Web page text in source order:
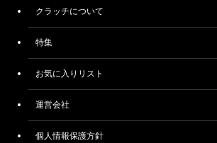
クラッチについて
特集
お気に入りリスト
運営会社
個人情報保護方針